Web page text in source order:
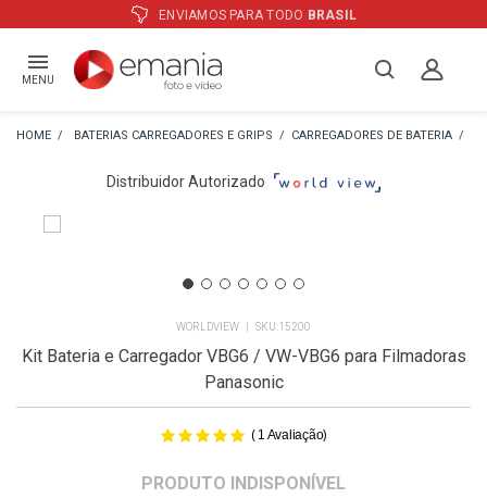
ATÉ12XE PREÇO ESPECIAL NO BOLETO
MENU
BATERIAS CARREGADORES E GRIPS CARREGADORES DE BATERIA
Distribuidor Autorizado
WORLDVIEW 15200
Kit Bateria e Carregador VBG6 / VW-VBG6 para Filmadoras
Panasonic
( 1 Avaliação)